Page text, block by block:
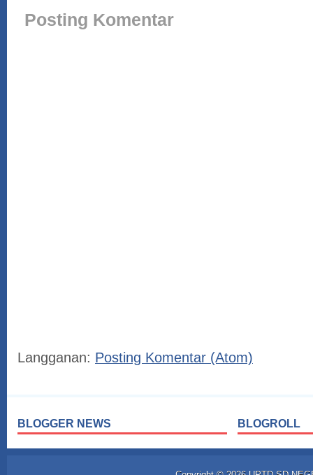
Posting Komentar
Langganan: Posting Komentar (Atom)
BLOGGER NEWS BLOGROLL